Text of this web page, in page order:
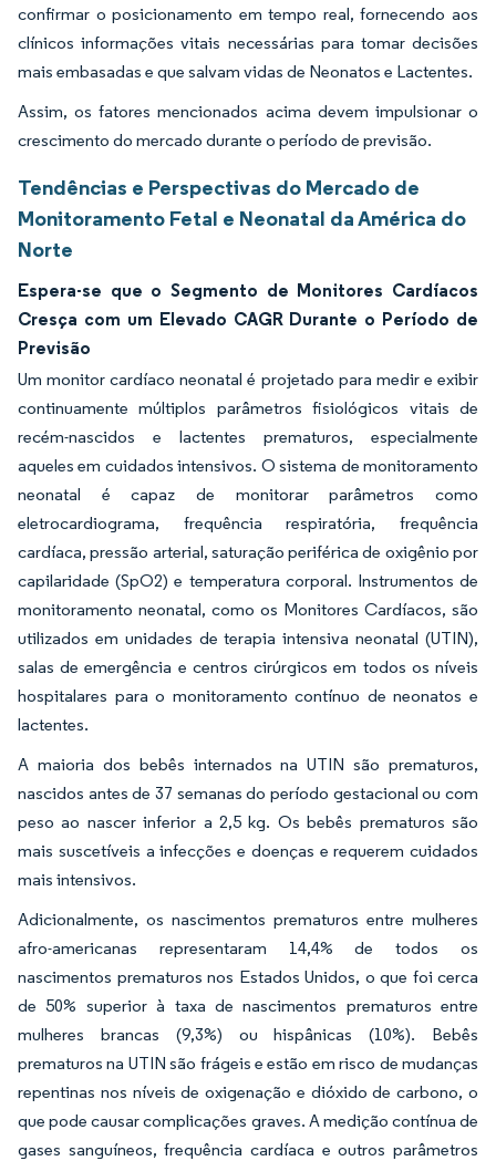
confirmar o posicionamento em tempo real, fornecendo aos
clínicos informações vitais necessárias para tomar decisões
mais embasadas e que salvam vidas de Neonatos e Lactentes.
Assim, os fatores mencionados acima devem impulsionar o
crescimento do mercado durante o período de previsão.
Tendências e Perspectivas do Mercado de
Monitoramento Fetal e Neonatal da América do
Norte
Espera-se que o Segmento de Monitores Cardíacos
Cresça com um Elevado CAGR Durante o Período de
Previsão
Um monitor cardíaco neonatal é projetado para medir e exibir
continuamente múltiplos parâmetros fisiológicos vitais de
recém-nascidos e lactentes prematuros, especialmente
aqueles em cuidados intensivos. O sistema de monitoramento
neonatal é capaz de monitorar parâmetros como
eletrocardiograma, frequência respiratória, frequência
cardíaca, pressão arterial, saturação periférica de oxigênio por
capilaridade (SpO2) e temperatura corporal. Instrumentos de
monitoramento neonatal, como os Monitores Cardíacos, são
utilizados em unidades de terapia intensiva neonatal (UTIN),
salas de emergência e centros cirúrgicos em todos os níveis
hospitalares para o monitoramento contínuo de neonatos e
lactentes.
A maioria dos bebês internados na UTIN são prematuros,
nascidos antes de 37 semanas do período gestacional ou com
peso ao nascer inferior a 2,5 kg. Os bebês prematuros são
mais suscetíveis a infecções e doenças e requerem cuidados
mais intensivos.
Adicionalmente, os nascimentos prematuros entre mulheres
afro-americanas representaram 14,4% de todos os
nascimentos prematuros nos Estados Unidos, o que foi cerca
de 50% superior à taxa de nascimentos prematuros entre
mulheres brancas (9,3%) ou hispânicas (10%). Bebês
prematuros na UTIN são frágeis e estão em risco de mudanças
repentinas nos níveis de oxigenação e dióxido de carbono, o
que pode causar complicações graves. A medição contínua de
gases sanguíneos, frequência cardíaca e outros parâmetros